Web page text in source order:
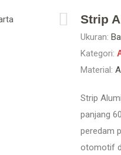
Strip
Ukuran:
Kategori:
Material:
Strip
panjang
peredam
otomotif